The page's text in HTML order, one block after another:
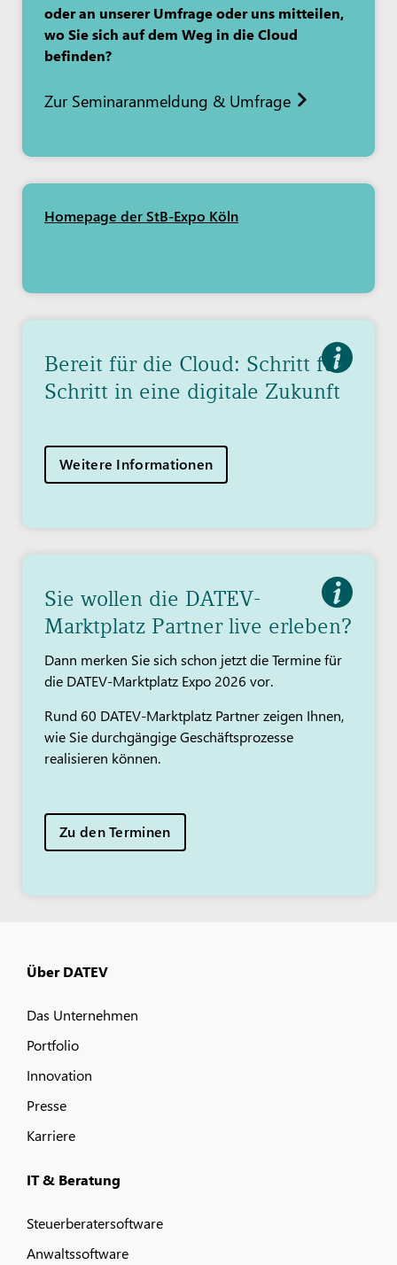
oder an unserer Umfrage oder uns mitteilen,
wo Sie sich auf dem Weg in die Cloud
befinden?
Zur Seminaranmeldung & Umfrage
Homepage der StB-Expo Köln
Bereit für die Cloud: Schritt für
Schritt in eine digitale Zukunft
Weitere Informationen
Sie wollen die DATEV-
Marktplatz Partner live erleben?
Dann merken Sie sich schon jetzt die Termine für
die DATEV-Marktplatz Expo 2026 vor.
Rund 60 DATEV-Marktplatz Partner zeigen Ihnen,
wie Sie durchgängige Geschäftsprozesse
realisieren können.
Zu den Terminen
Über DATEV
Das Unternehmen
Portfolio
Innovation
Presse
Karriere
IT & Beratung
Steuerberatersoftware
Anwaltssoftware